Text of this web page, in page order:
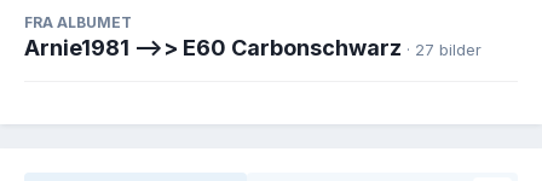
FRA ALBUMET
Arnie1981 -->> E60 Carbonschwarz · 27 bilder